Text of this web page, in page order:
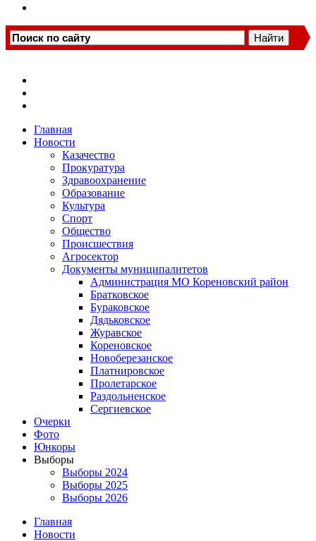
Главная
Новости
Казачество
Прокуратура
Здравоохранение
Образование
Культура
Спорт
Общество
Происшествия
Агросектор
Документы муниципалитетов
Администрация МО Кореновский район
Братковское
Бураковское
Дядьковское
Журавское
Кореновское
Новоберезанское
Платнировское
Пролетарское
Раздольненское
Сергиевское
Очерки
Фото
Юнкоры
Выборы
Выборы 2024
Выборы 2025
Выборы 2026
Главная
Новости